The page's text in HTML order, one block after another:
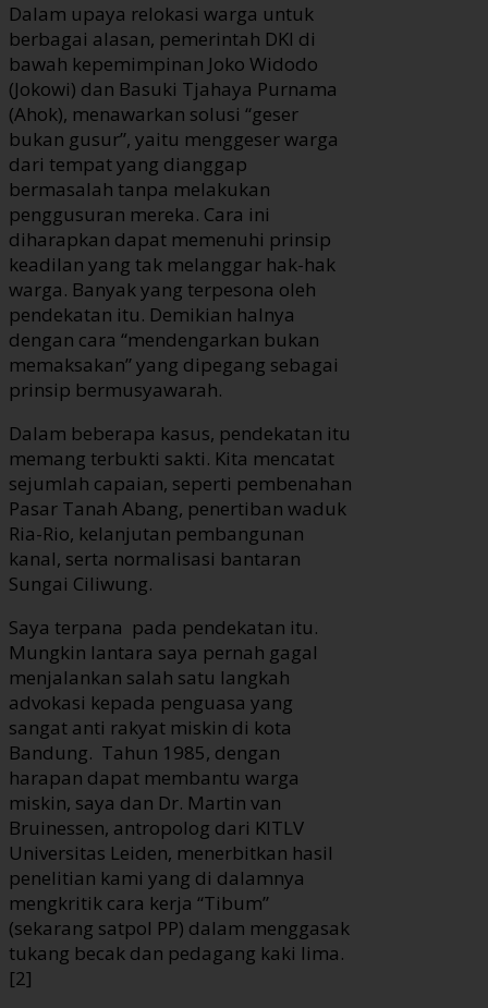
Dalam upaya relokasi warga untuk
berbagai alasan, pemerintah DKI di
bawah kepemimpinan Joko Widodo
(Jokowi) dan Basuki Tjahaya Purnama
(Ahok), menawarkan solusi “geser
bukan gusur”, yaitu menggeser warga
dari tempat yang dianggap
bermasalah tanpa melakukan
penggusuran mereka. Cara ini
diharapkan dapat memenuhi prinsip
keadilan yang tak melanggar hak-hak
warga. Banyak yang terpesona oleh
pendekatan itu. Demikian halnya
dengan cara “mendengarkan bukan
memaksakan” yang dipegang sebagai
prinsip bermusyawarah.
Dalam beberapa kasus, pendekatan itu
memang terbukti sakti. Kita mencatat
sejumlah capaian, seperti pembenahan
Pasar Tanah Abang, penertiban waduk
Ria-Rio, kelanjutan pembangunan
kanal, serta normalisasi bantaran
Sungai Ciliwung.
Saya terpana pada pendekatan itu.
Mungkin lantara saya pernah gagal
menjalankan salah satu langkah
advokasi kepada penguasa yang
sangat anti rakyat miskin di kota
Bandung. Tahun 1985, dengan
harapan dapat membantu warga
miskin, saya dan Dr. Martin van
Bruinessen, antropolog dari KITLV
Universitas Leiden, menerbitkan hasil
penelitian kami yang di dalamnya
mengkritik cara kerja “Tibum”
(sekarang satpol PP) dalam menggasak
tukang becak dan pedagang kaki lima.
[2]